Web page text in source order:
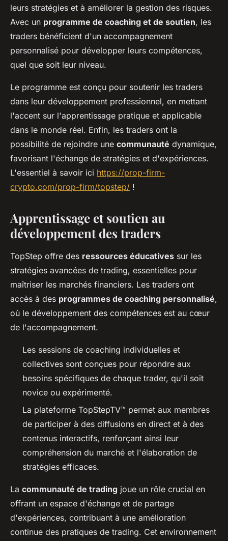
leurs stratégies et à améliorer la gestion des risques.
Avec un programme de coaching et de soutien, les
traders bénéficient d'un accompagnement
personnalisé pour développer leurs compétences,
quel que soit leur niveau.
Le programme est conçu pour soutenir les traders
dans leur développement professionnel, en mettant
l'accent sur l'apprentissage pratique et applicable
dans le monde réel. Enfin, les traders ont la
possibilité de rejoindre une communauté dynamique,
favorisant l'échange de stratégies et d'expériences.
L'essentiel à savoir ici https://prop-firm-
crypto.com/prop-firm/topstep/ !
Apprentissage et soutien au
développement des traders
TopStep offre des ressources éducatives sur les
stratégies avancées de trading, essentielles pour
maîtriser les marchés financiers. Les traders ont
accès à des programmes de coaching personnalisé,
où le développement des compétences est au cœur
de l'accompagnement.
Les sessions de coaching individuelles et
collectives sont conçues pour répondre aux
besoins spécifiques de chaque trader, qu'il soit
novice ou expérimenté.
La plateforme TopStepTV™ permet aux membres
de participer à des diffusions en direct et à des
contenus interactifs, renforçant ainsi leur
compréhension du marché et l'élaboration de
stratégies efficaces.
La communauté de trading joue un rôle crucial en
offrant un espace d'échange et de partage
d'expériences, contribuant à une amélioration
continue des pratiques de trading. Cet environnement